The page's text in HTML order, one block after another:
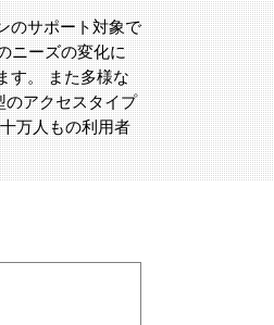
のサポート対象で
ニーズの変化に
す。 また多様な
のアクセスタイプ
万人もの利用者